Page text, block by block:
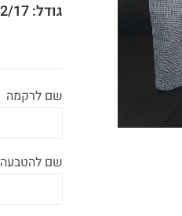
גודל: 12/17 ס"מ
שם לרקמה
שם להטבעה